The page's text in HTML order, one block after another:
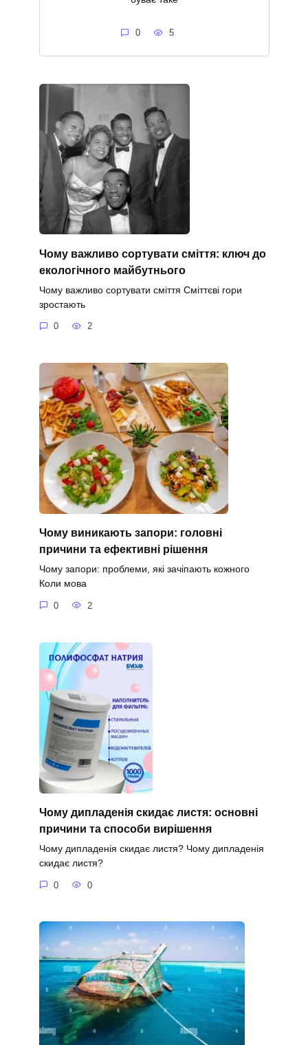
0 5
Чому важливо сортувати сміття: ключ до
екологічного майбутнього
Чому важливо сортувати сміття Сміттєві гори
зростають
0 2
Чому виникають запори: головні
причини та ефективні рішення
Чому запори: проблеми, які зачіпають кожного
Коли мова
0 2
Чому дипладенія скидає листя: основні
причини та способи вирішення
Чому дипладенія скидає листя? Чому дипладенія
скидає листя?
0 0